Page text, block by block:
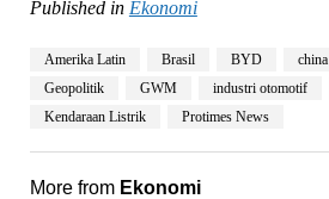
Published in Ekonomi
Amerika Latin Brasil BYD china
Geopolitik
GWM industri otomotif
Kendaraan Listrik
Protimes News
More from Ekonomi